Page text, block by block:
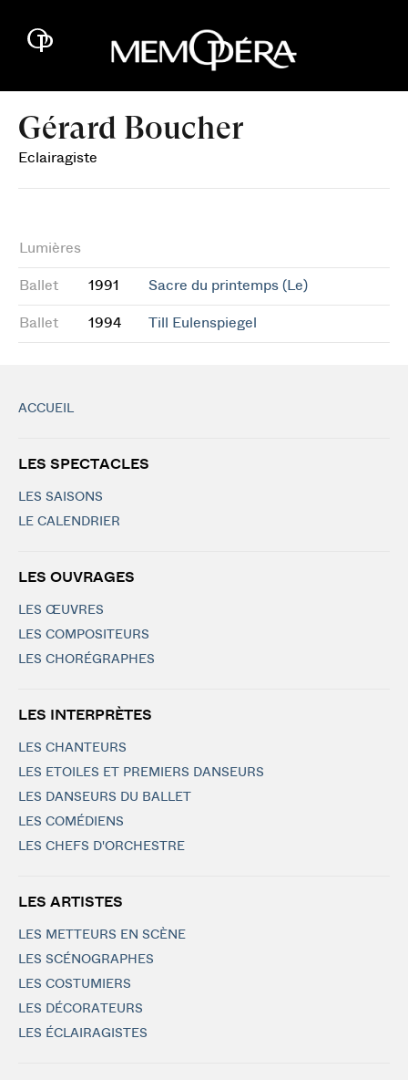
Gérard Boucher
Eclairagiste
Lumières
Ballet 1991 Sacre du printemps (Le)
Ballet 1994 Till Eulenspiegel
ACCUEIL
LES SPECTACLES
LES SAISONS
LE CALENDRIER
LES OUVRAGES
LES ŒUVRES
LES COMPOSITEURS
LES CHORÉGRAPHES
LES INTERPRÈTES
LES CHANTEURS
LES ETOILES ET PREMIERS DANSEURS
LES DANSEURS DU BALLET
LES COMÉDIENS
LES CHEFS D'ORCHESTRE
LES ARTISTES
LES METTEURS EN SCÈNE
LES SCÉNOGRAPHES
LES COSTUMIERS
LES DÉCORATEURS
LES ÉCLAIRAGISTES